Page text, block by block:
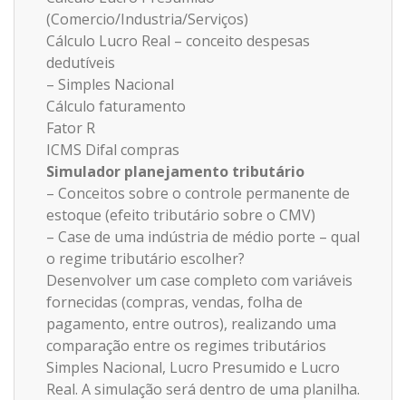
(Comercio/Industria/Serviços)
Cálculo Lucro Real – conceito despesas
dedutíveis
– Simples Nacional
Cálculo faturamento
Fator R
ICMS Difal compras
Simulador planejamento tributário
– Conceitos sobre o controle permanente de
estoque (efeito tributário sobre o CMV)
– Case de uma indústria de médio porte – qual
o regime tributário escolher?
Desenvolver um case completo com variáveis
fornecidas (compras, vendas, folha de
pagamento, entre outros), realizando uma
comparação entre os regimes tributários
Simples Nacional, Lucro Presumido e Lucro
Real. A simulação será dentro de uma planilha.